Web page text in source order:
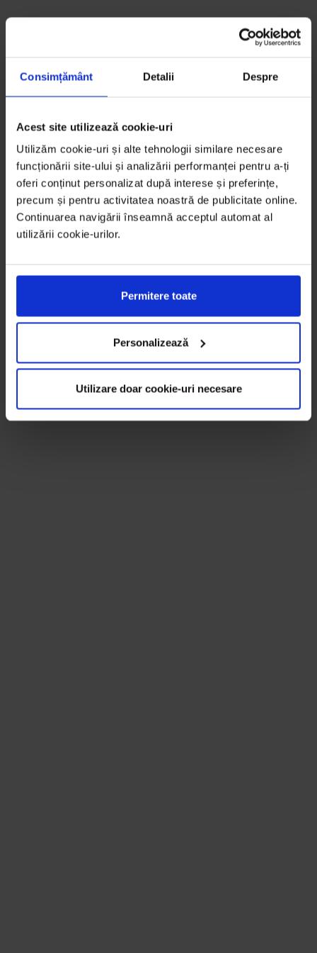
Consimțământ Detalii Despre
Acest site utilizează cookie-uri
Utilizăm cookie-uri și alte tehnologii similare necesare
funcționării site-ului și analizării performanței pentru a-ți
oferi conținut personalizat după interese și preferințe,
precum și pentru activitatea noastră de publicitate online.
Continuarea navigării înseamnă acceptul automat al
utilizării cookie-urilor.
Permitere toate
Personalizează
Utilizare doar cookie-uri necesare